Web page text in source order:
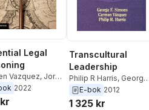
Legal
Vazquez, Jordi
Beltran
2022
Transcultural
Leadership
Philip R Harris, George
F Simons ,Carmen
Vazquez
E-bok 2012
1 325 kr